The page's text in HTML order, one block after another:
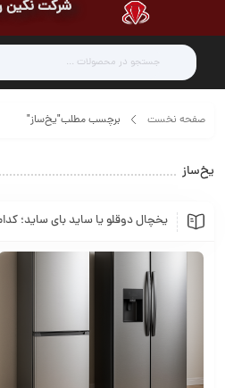
شرکت نگین
صفحه نخست برچسب مطلب"یخ‌ساز"
یخ‌ساز
یخچال دوقلو یا ساید بای ساید؛